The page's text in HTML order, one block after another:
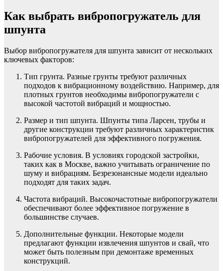
Как выбрать вибропогружатель для
шпунта
Выбор вибропогружателя для шпунта зависит от нескольких
ключевых факторов:
Тип грунта. Разные грунты требуют различных
подходов к вибрационному воздействию. Например, для
плотных грунтов необходимы вибропогружатели с
высокой частотой вибраций и мощностью.
Размер и тип шпунта. Шпунты типа Ларсен, трубы и
другие конструкции требуют различных характеристик
вибропогружателей для эффективного погружения.
Рабочие условия. В условиях городской застройки,
таких как в Москве, важно учитывать ограничение по
шуму и вибрациям. Безрезонансные модели идеально
подходят для таких задач.
Частота вибраций. Высокочастотные вибропогружатели
обеспечивают более эффективное погружение в
большинстве случаев.
Дополнительные функции. Некоторые модели
предлагают функции извлечения шпунтов и свай, что
может быть полезным при демонтаже временных
конструкций.